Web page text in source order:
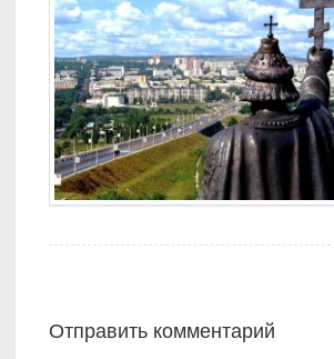
Отправить комментарий